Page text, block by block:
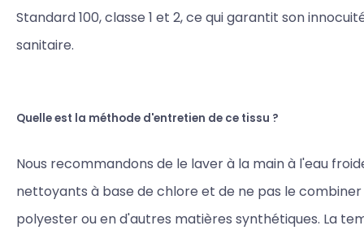
Standard 100, classe 1 et 2, ce qui garantit son
sanitaire.
Quelle est la méthode d'entretien de ce tissu ?
Nous recommandons de le laver à la main à l'eau
nettoyants à base de chlore et de ne pas le
polyester ou en d'autres matières synthétiques. La